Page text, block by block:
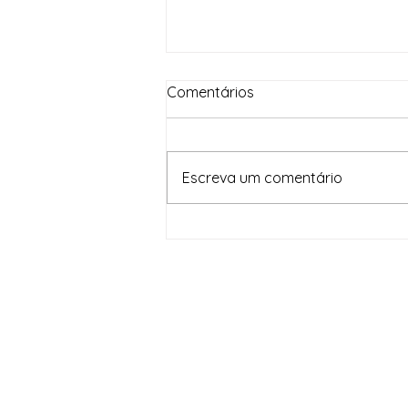
Comentários
Escreva um comentário